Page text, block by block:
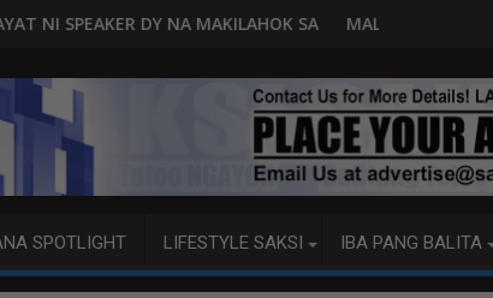
SA PAGBUO NG MGA BATAS
MALACAÑANG PINAAARAL NA SA DOJ
SPOTLIGHT LIFESTYLE SAKSI IBA PANG BALITA